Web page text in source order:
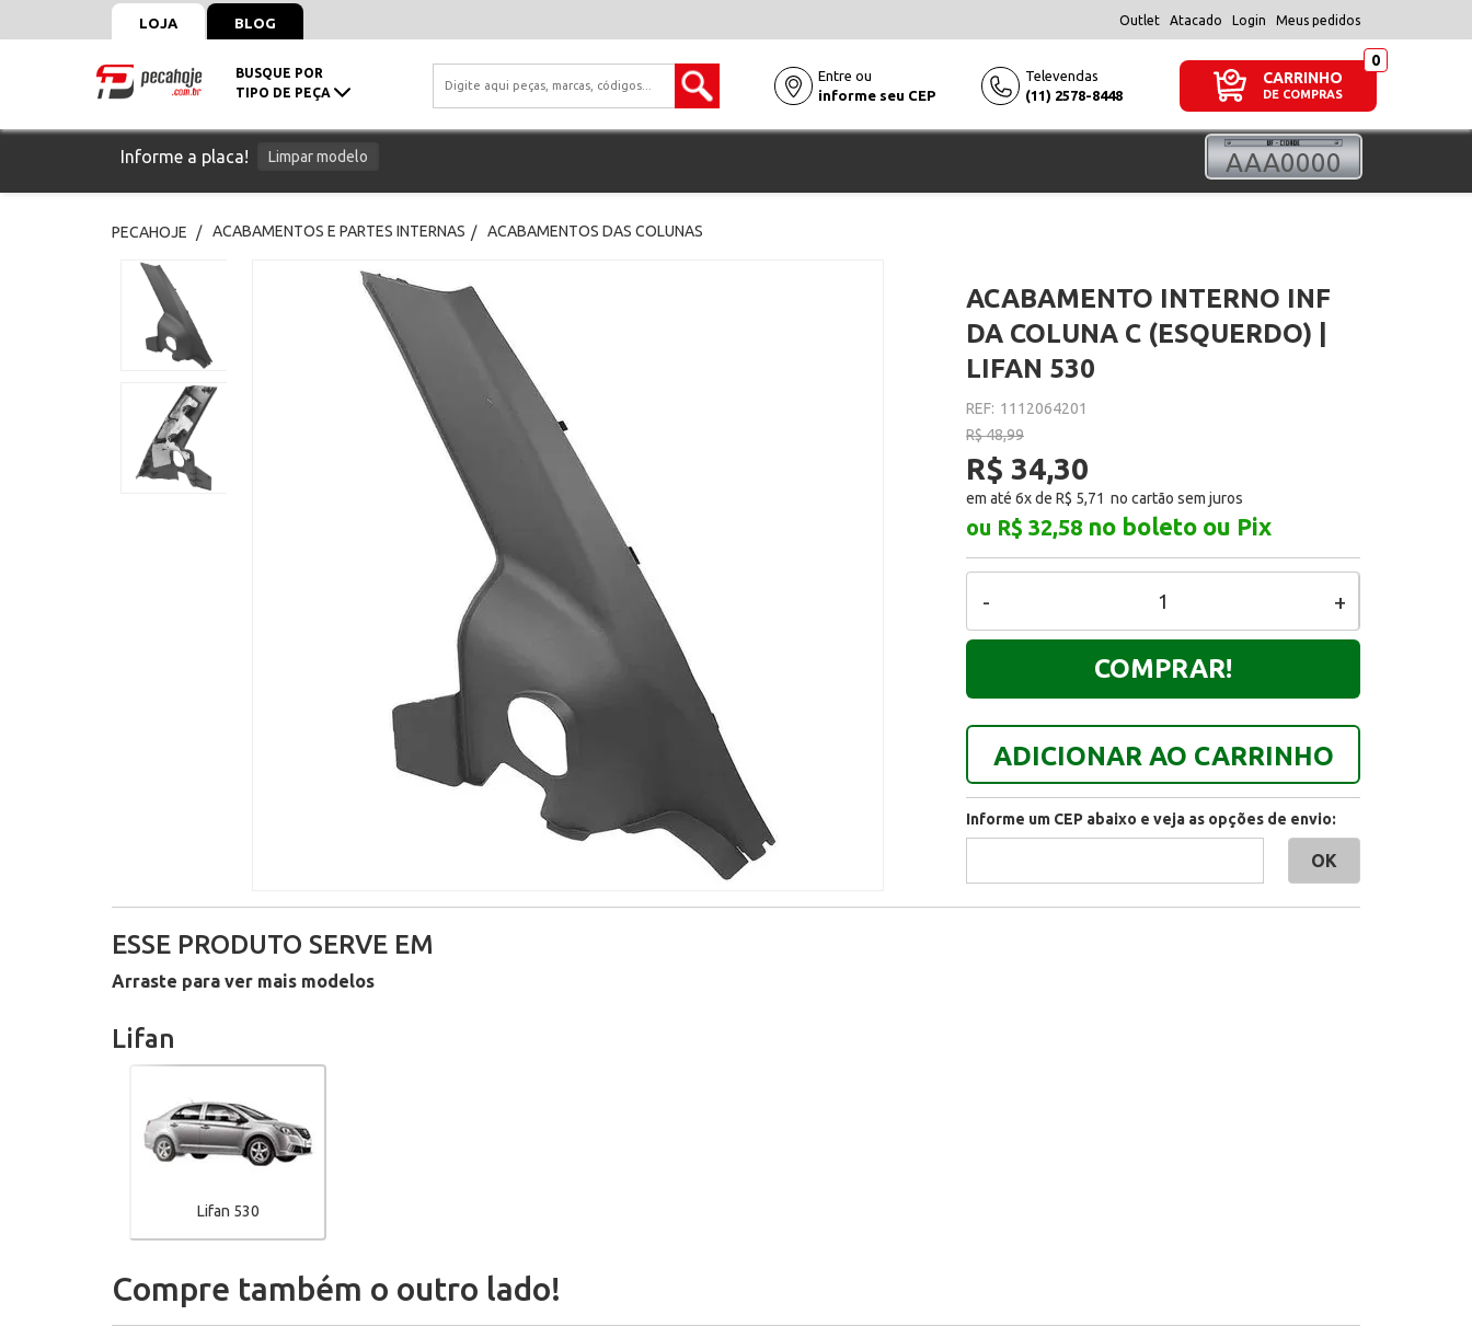
LOJA BLOG Outlet Atacado Login Meus pedidos
BUSQUE POR
TIPO DE PEÇA
Entre ou
informe seu CEP
Televendas
(11) 2578-8448
CARRINHO
DE COMPRAS
Informe a placa! Limpar modelo
PECAHOJE ACABAMENTOS E PARTES INTERNAS ACABAMENTOS DAS COLUNAS
ACABAMENTO INTERNO INF
DA COLUNA C (ESQUERDO) |
LIFAN 530
REF: 1112064201
R$ 48,99
R$ 34,30
em até 6x de R$ 5,71
ou R$ 32,58 no boleto ou Pix
+
-
ADICIONAR AO CARRINHO
COMPRAR!
Informe um CEP abaixo e veja as opções de envio:
ESSE PRODUTO SERVE EM
Arraste para ver mais modelos
Lifan
Lifan 530
Compre também o outro lado!